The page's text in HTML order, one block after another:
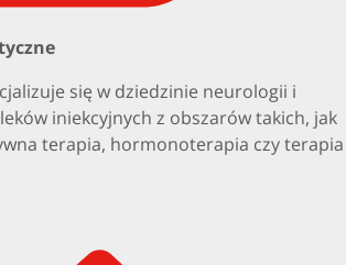
się w dziedzinie neurologii i
iniekcyjnych z obszarów takich, jak
terapia, hormonoterapia czy terapia